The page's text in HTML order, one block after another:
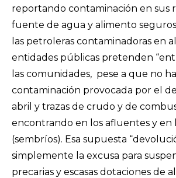
reportando contaminación en sus
fuente de agua y alimento
las petroleras contaminadoras en
entidades públicas pretenden
las comunidades, pese a que no
contaminación provocada por el
abril y trazas de crudo y de
encontrando en los afluentes y en
(sembríos). Esa supuesta
simplemente la excusa para
precarias y escasas dotaciones de